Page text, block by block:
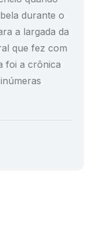
durante o
a largada da
que fez com
foi a crônica